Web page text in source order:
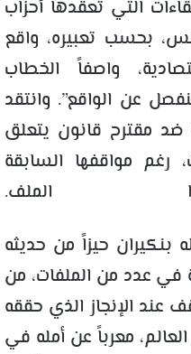
التي تعقدها أحزاب
بحسب تعبيره، واقع
واصفاً الخطاب
عن الواقع”. وانتقد
ضد مقترح قانون يتعلق
رغم مواقفها السابقة
الملف.
حيزاً من حديثه
في عدد من الملفات، من
عند الإنجاز الذي حققه
معرباً عن أمله في